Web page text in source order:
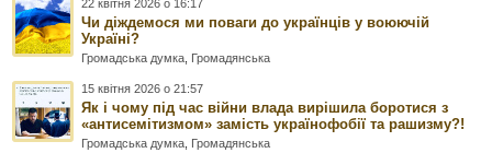
22 квітня 2026 о 16:17
Чи діждемося ми поваги до українців у воюючій
Україні?
Громадська думка Громадянська
15 квітня 2026 о 21:57
Як і чому під час війни влада вирішила боротися з
«антисемітизмом» замість українофобії та рашизму?!
Громадська думка Громадянська